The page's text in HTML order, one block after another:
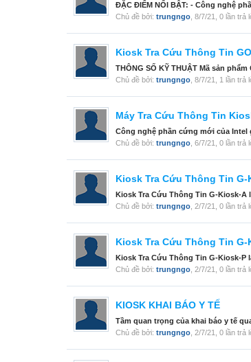
ĐẶC ĐIỂM NỔI BẬT: - Công nghệ
Chủ đề bởi: trungngo 8/7/21 , 0 lần trả
Kiosk Tra Cứu Thông Tin
THÔNG SỐ KỸ THUẬT Mã sản
Chủ đề bởi: trungngo 8/7/21 , 1 lần trả
Máy Tra Cứu Thông Tin
Công nghệ phần cứng mới của Intel
Chủ đề bởi: trungngo 6/7/21 , 0 lần trả
Kiosk Tra Cứu Thông Tin G-
Kiosk Tra Cứu Thông Tin G-Kiosk-
Chủ đề bởi: trungngo 2/7/21 , 0 lần trả
Kiosk Tra Cứu Thông Tin G-
Kiosk Tra Cứu Thông Tin G-Kiosk-
Chủ đề bởi: trungngo 2/7/21 , 0 lần trả
KIOSK KHAI BÁO Y TẾ
Tầm quan trọng của khai báo y tế
Chủ đề bởi: trungngo 2/7/21 , 0 lần trả